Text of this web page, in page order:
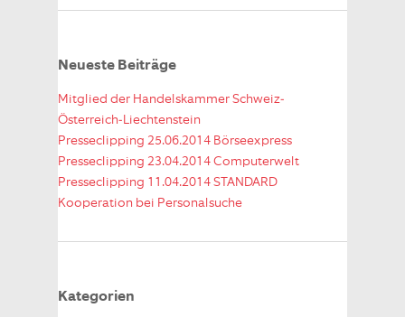
Neueste Beiträge
Mitglied der Handelskammer Schweiz-
Österreich-Liechtenstein
Presseclipping 25.06.2014 Börseexpress
Presseclipping 23.04.2014 Computerwelt
Presseclipping 11.04.2014 STANDARD
Kooperation bei Personalsuche
Kategorien